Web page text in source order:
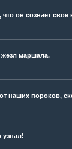
он сознает свое
жезл маршала.
наших пороков,
узнал!